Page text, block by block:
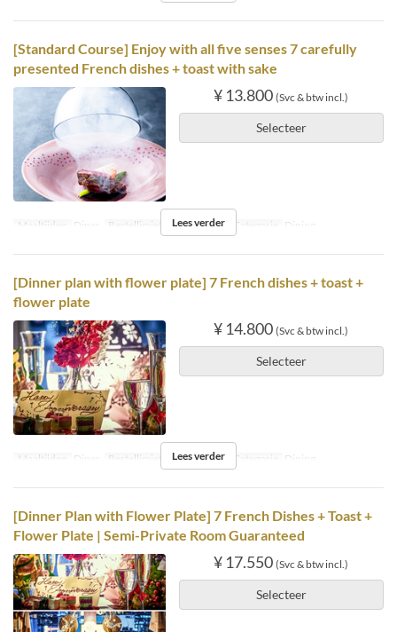
[Standard Course] Enjoy with all five senses 7 carefully
presented French dishes + toast with sake
¥ 13.800 (Svc & btw incl.)
Selecteer
Maaltijden Diner Bestellimiet 2 ~ Zitplaats Categorie Dining
Lees verder
[Dinner plan with flower plate] 7 French dishes + toast +
flower plate
¥ 14.800 (Svc & btw incl.)
Selecteer
Maaltijden Diner Bestellimiet 2 ~ Zitplaats Categorie Dining
Lees verder
[Dinner Plan with Flower Plate] 7 French Dishes + Toast +
Flower Plate | Semi-Private Room Guaranteed
¥ 17.550 (Svc & btw incl.)
Selecteer